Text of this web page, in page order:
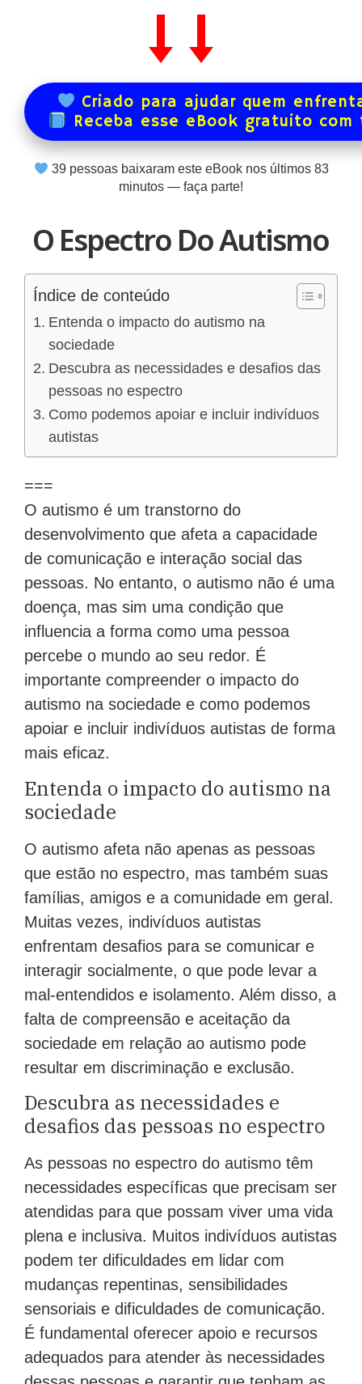
Criado para ajudar quem
Receba esse eBook gratuito
39pessoas baixaram este eBook nos últimos 83
minutos — faça parte!
O Espectro Do Autismo
Índice de conteúdo
Entenda o impacto do autismo na
sociedade
Descubra as necessidades e desafios das
pessoas no espectro
Como podemos apoiar e incluir indivíduos
autistas
===
O autismo é um transtorno do
desenvolvimento que afeta a capacidade
de comunicação e interação social das
pessoas. No entanto, o autismo não é uma
doença, mas sim uma condição que
influencia a forma como uma pessoa
percebe o mundo ao seu redor. É
importante compreender o impacto do
autismo na sociedade e como podemos
apoiar e incluir indivíduos autistas de forma
mais eficaz.
Entenda o impacto do autismo na
sociedade
O autismo afeta não apenas as pessoas
que estão no espectro, mas também suas
famílias, amigos e a comunidade em geral.
Muitas vezes, indivíduos autistas
enfrentam desafios para se comunicar e
interagir socialmente, o que pode levar a
mal-entendidos e isolamento. Além disso, a
falta de compreensão e aceitação da
sociedade em relação ao autismo pode
resultar em discriminação e exclusão.
Descubra as necessidades e
desafios das pessoas no espectro
As pessoas no espectro do autismo têm
necessidades específicas que precisam ser
atendidas para que possam viver uma vida
plena e inclusiva. Muitos indivíduos autistas
podem ter dificuldades em lidar com
mudanças repentinas, sensibilidades
sensoriais e dificuldades de comunicação.
É fundamental oferecer apoio e recursos
adequados para atender às necessidades